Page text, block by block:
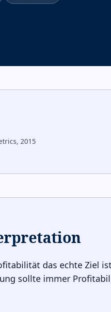
2015
das echte Ziel
sollte immer